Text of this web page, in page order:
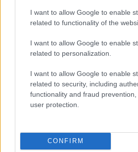
I want to allow Google to enable
related to functionality of the
I want to allow Google to enable
related to personalization.
I want to allow Google to enable
related to security, including
functionality and fraud
user protection.
CONFIRM
λαχνούς.
9. Ποιο είναι το έπαθλο της
Οι τυχεροί του Προγράμματος
επιβραβεύονται με χρηματικά ή σε
κερδίζει χίλια ευρώ.
10. Πώς ενημερώνομαι για τα
κλήρωσης;
ιστοσελίδα στο δικτυακό τόπο της
Σε περίπτωση που κάποιος από